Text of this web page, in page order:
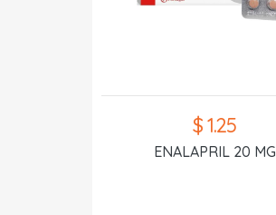
$ 1.25
ENALAPRIL 20 MG